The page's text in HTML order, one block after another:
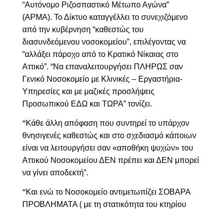
“Αυτόνομο Ριζοσπαστικό Μέτωπο Αγώνα”
(ΑΡΜΑ). Το Δίκτυο καταγγέλλει το συνεχιζόμενο
από την κυβέρνηση “καθεστώς του
διασυνδεόμενου νοσοκομείου”, επιλέγοντας να
“αλλάξει πάροχο από το Κρατικό Νίκαιας στο
Αττικό”. “Να επαναλειτουργήσει ΠΛΗΡΩΣ σαν
Γενικό Νοσοκομείο με Κλινικές – Εργαστήρια-
Υπηρεσίες και με μαζικές προσλήψεις
Προσωπικού ΕΔΩ και ΤΩΡΑ” τονίζει.
“Κάθε άλλη απόφαση που συντηρεί το υπάρχον
θνησιγενές καθεστώς και στο σχεδιασμό κάποιων
είναι να λειτουργήσει σαν «αποθήκη ψυχών» του
Αττικού Νοσοκομείου ΔΕΝ πρέπει και ΔΕΝ μπορεί
να γίνει αποδεκτή”.
“Και ενώ το Νοσοκομείο αντιμετωπίζει ΣΟΒΑΡΑ
ΠΡΟΒΛΗΜΑΤΑ ( με τη στατικότητα του κτηρίου